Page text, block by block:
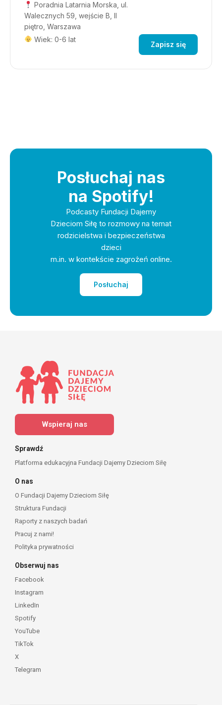
Poradnia Latarnia Morska, ul.
Walecznych 59, wejście B, II
piętro, Warszawa
Wiek: 0-6 lat
Zapisz się
Posłuchaj nas
na Spotify!
Podcasty Fundacji Dajemy
Dzieciom Siłę to rozmowy na temat
rodzicielstwa i bezpieczeństwa
dzieci
m.in. w kontekście zagrożeń online.
Posłuchaj
Wspieraj nas
Sprawdź
Platforma edukacyjna Fundacji Dajemy Dzieciom Siłę
O nas
O Fundacji Dajemy Dzieciom Siłę
Struktura Fundacji
Raporty z naszych badań
Pracuj z nami!
Polityka prywatności
Obserwuj nas
Facebook
Instagram
LinkedIn
Spotify
YouTube
TikTok
X
Telegram